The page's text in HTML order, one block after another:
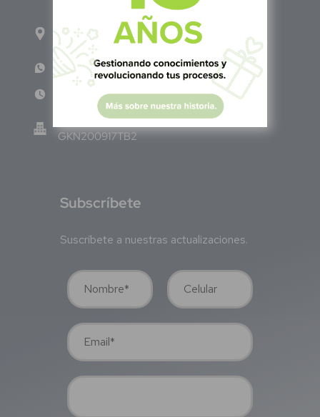
Calle Pitágoras 234, Col. Narvarte Poniente,
Alcaldía Benito Juárez, C.P. 03020, CDMX
WhatsApp: +52 33 140 76342
Lun - Vie 8:00 am - 5:00 pm
Green Know S.A de C.V - México
GKN200917TB2
Subscríbete
Suscríbete a nuestras actualizaciones.